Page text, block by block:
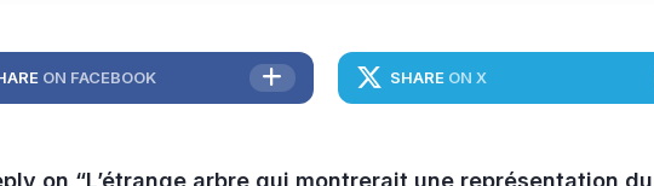
ON FACEBOOK SHARE ON X
on “L’étrange arbre qui montrerait une représentation du